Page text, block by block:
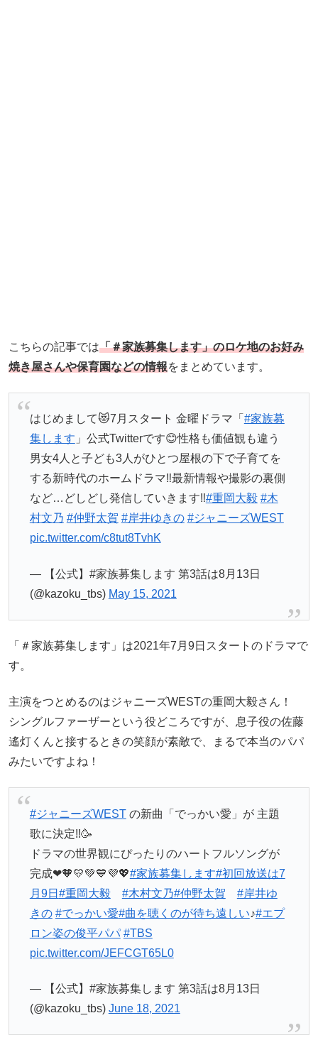
こちらの記事では「＃家族募集します」のロケ地のお好み
焼き屋さんや保育園などの情報をまとめています。
はじめまして😻7月スタート 金曜ドラマ「 #家族募
集します 」公式Twitterです😊性格も価値観も違う
男女4人と子ども3人がひとつ屋根の下で子育てを
する新時代のホームドラマ‼️最新情報や撮影の裏側
など…どしどし発信していきます‼️#重岡大毅 #木
村文乃 #仲野太賀 #岸井ゆきの #ジャニーズWEST
pic.twitter.com/c8tut8TvhK
— 【公式】#家族募集します 第3話は8月13日
(@kazoku_tbs) May 15, 2021
「＃家族募集します」は2021年7月9日スタートのドラマで
す。
主演をつとめるのはジャニーズWESTの重岡大毅さん！
シングルファーザーという役どころですが、息子役の佐藤
遙灯くんと接するときの笑顔が素敵で、まるで本当のパパ
みたいですよね！
#ジャニーズWESTの新曲「でっかい愛」が 主題
歌に決定!!🥳
ドラマの世界観にぴったりのハートフルソングが
完成❤🧡💛️💚💙💜💖#家族募集します#初回放送は7
月9日 #重岡大毅 #木村文乃#仲野太賀
#岸井ゆ
きの #でっかい愛#曲を聴くのが待ち遠しい♪#エプ
ロン姿の俊平パパ #TBS
pic.twitter.com/JEFCGT65L0
— 【公式】#家族募集します 第3話は8月13日
(@kazoku_tbs) June 18, 2021